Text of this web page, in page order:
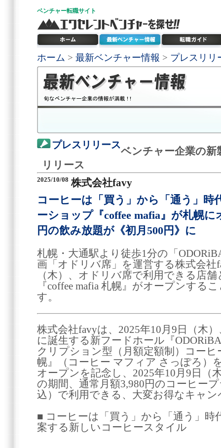
ベンチャー転職サイト
ホーム > 最新ベンチャー情報 > プレスリリ
プレスリリース
ベンチャー企業の新
リリース
2025/10/08 株式会社favy
コーヒーは「買う」から「通う」時
ーショップ『coffee mafia』が札幌に
円の飲み放題が《初月500円》に
札幌・大通駅より徒歩1分の「
画「オドリバ席」を運営する株式会社
（木）、オドリバ席で利用できる店
『coffee mafia 札幌』がオープンする
す。
株式会社favyは、2025年10月9日（木
に誕生する新フードホール『
クリプション型（月額定額制）コーヒ
幌』（コーヒー マフィア さっぽろ）
オープンを記念し、2025年10月9日（
の期間、通常月額3,980円のコーヒー
込）で利用できる、大変お得なキャ
■ コーヒーは「買う」から「通う」時
案する新しいコーヒースタイル